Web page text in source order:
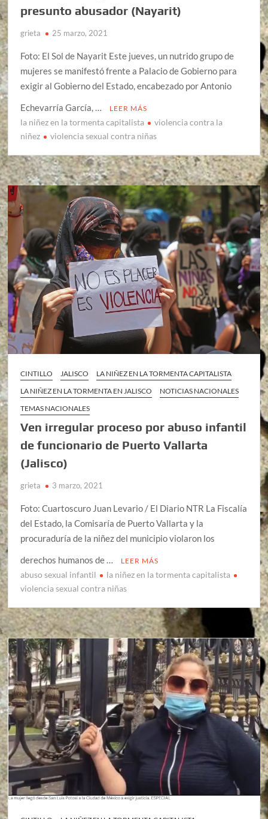
presunto abusador (Nayarit)
grieta 25 marzo, 2021
Foto: El Sol de Nayarit Este jueves, un nutrido grupo de
mujeres se manifestó frente a Palacio de Gobierno para
exigir al Gobierno del Estado, encabezado por Antonio
Echevarría García, …
LEER MÁS
la niñez en la tormenta capitalista
violencia contra la
niñez
violencia sexual contra niñas
CINTILLO JALISCO
LA NIÑEZ EN LA TORMENTA CAPITALISTA
LA NIÑEZ EN LA TORMENTA EN JALISCO
NOTICIAS NACIONALES
TEMAS NACIONALES
Ven irregular proceso por abuso infantil
de funcionario de Puerto Vallarta
(Jalisco)
grieta 3 marzo, 2021
Foto: Cuartoscuro Juan Levario / El Diario NTR La Fiscalía
del Estado, la Comisaría de Puerto Vallarta y la
procuraduría de la niñez del municipio violaron los
derechos humanos de …
LEER MÁS
abuso sexual infantil
la niñez en la tormenta capitalista
violencia sexual contra niñas